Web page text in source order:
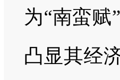
为“南蛮赋
凸显其经